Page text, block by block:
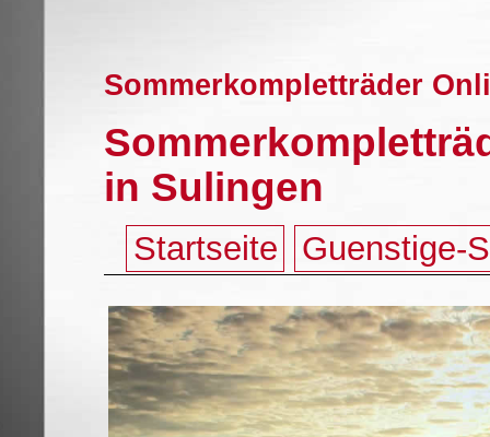
Sommerkompletträder
in Sulingen
Startseite Guenstige-